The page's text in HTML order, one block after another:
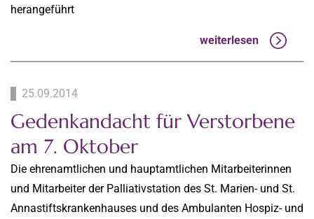
herangeführt
weiterlesen
25.09.2014
Gedenkandacht für Verstorbene
am 7. Oktober
Die ehrenamtlichen und hauptamtlichen Mitarbeiterinnen
und Mitarbeiter der Palliativstation des St. Marien- und St.
Annastiftskrankenhauses und des Ambulanten Hospiz- und